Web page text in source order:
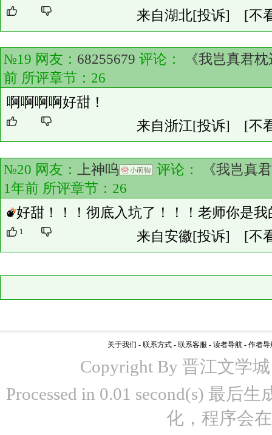
来自湖北[投诉] [不
№19 网友： 68255679 评论：
《我岂真君
前 所评章节： 26
啊啊啊啊好甜！
来自浙江[投诉] [不
№20 网友： 上神呜 评论：
《我岂真
1年前 所评章节： 26
好甜！！！彻底入坑了！！！老师你是我
1 来自安徽[投诉] [不
关于我们 - 联系方式 - 联系客服 - 读者导航 - 作者导
Copyright By 晋江文学
Processed in 0.01 second(s) 最后
化，程序会